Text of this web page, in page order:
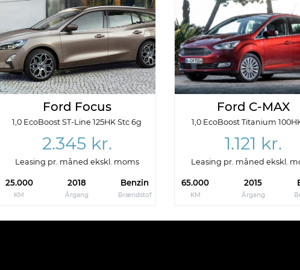
Senest rettet
14-01-2022
Referencenummer
-
Ford Focus
1,0 EcoBoost ST-Line 125HK Stc 6g
2.345 kr.
Leasing pr. måned ekskl. moms
25.000
KM
2018
Årgang
Benzin
Brændstof
Ford C-MAX
1,0 EcoBoost Titanium
1.121 kr.
Leasing pr. måned ekskl.
65.000
KM
2015
Årgang